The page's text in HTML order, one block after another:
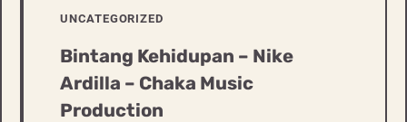
UNCATEGORIZED
Bintang Kehidupan – Nike
Ardilla – Chaka Music
Production